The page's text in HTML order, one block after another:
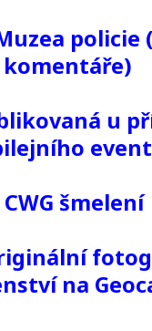
policie
komentáře)
u
CWG šmelení
na